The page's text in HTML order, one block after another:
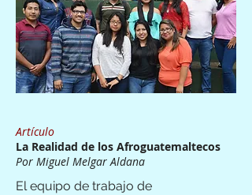
Artículo
La Realidad de los Afroguatemaltecos
Por Miguel Melgar Aldana
El equipo de trabajo de